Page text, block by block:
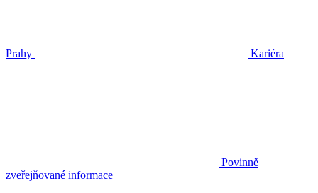
Prahy Kariéra
Povinně
zveřejňované informace